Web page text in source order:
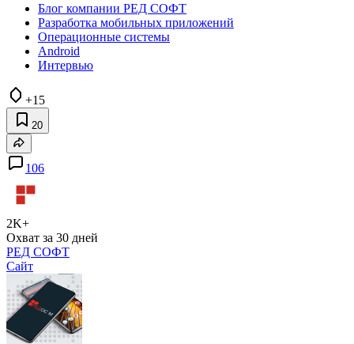
Блог компании РЕД СОФТ
Разработка мобильных приложений
Операционные системы
Android
Интервью
+15
20
106
2K+
Охват за 30 дней
РЕД СОФТ
Сайт